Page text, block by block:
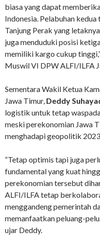
biasa yang dapat
Indonesia. Pelabuhan
Tanjung Perak yang
juga menduduki posisi
memiliki kargo cukup
Muswil VI DPW ALFI/ILFA
Sementara Wakil Ketua
Jawa Timur, Deddy
logistik untuk tetap
meski perekonomian Jawa
menghadapi geopolitik
“Tetap optimis tapi juga
fundamental yang kuat
perekonomian tersebut
ALFI/ILFA tetap
menggandeng pemerintah
memanfaatkan peluang-
ujar Deddy.